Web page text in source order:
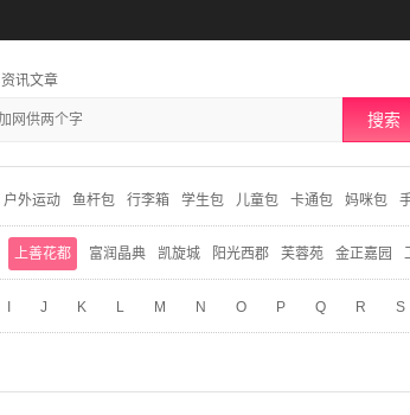
资讯文章
搜索
户外运动 鱼杆包 行李箱 学生包 儿童包 卡通包 妈咪包
上善花都 富润晶典 凯旋城 阳光西郡 芙蓉苑 金正嘉园
J K L M N O P Q R S